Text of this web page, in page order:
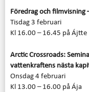
Föredrag och filmvisning
Tisdag 3 februari
Kl 16.00 – 16.45 på Ájtte
Arctic Crossroads:
vattenkraftens nästa
Onsdag 4 februari
Kl 13.00 – 16.00 på Ája